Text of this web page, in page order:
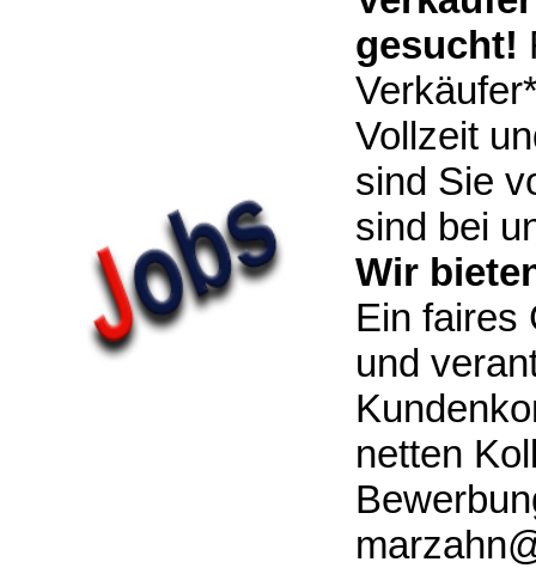
Impressum
Datenschutz
gesucht!
Vollzeit
sind Sie
sind bei
Wir
Ein faires
und
netten